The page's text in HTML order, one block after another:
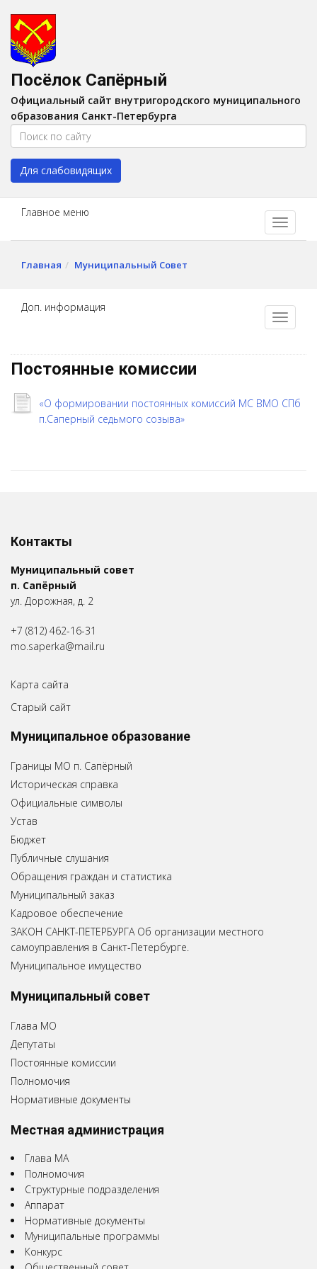
Изображения:
Цвет:A A
Посёлок Сапёрный
Официальный сайт внутригородского муниципального
образования Санкт-Петербурга
Для слабовидящих
Главное меню
Главная Муниципальный Совет
Доп. информация
Постоянные комиссии
«О формировании постоянных комиссий МС ВМО СПб
п.Саперный седьмого созыва»
Контакты
Муниципальный совет
п. Сапёрный
ул. Дорожная, д. 2
+7 (812) 462-16-31
mo.saperka@mail.ru
Карта сайта
Старый сайт
Муниципальное образование
Границы МО п. Сапёрный
Историческая справка
Официальные символы
Устав
Бюджет
Публичные слушания
Обращения граждан и статистика
Муниципальный заказ
Кадровое обеспечение
ЗАКОН САНКТ-ПЕТЕРБУРГА Об организации местного
самоуправления в Санкт-Петербурге.
Муниципальное имущество
Муниципальный совет
Глава МО
Депутаты
Постоянные комиссии
Полномочия
Нормативные документы
Местная администрация
Глава МА
Полномочия
Структурные подразделения
Аппарат
Нормативные документы
Муниципальные программы
Конкурс